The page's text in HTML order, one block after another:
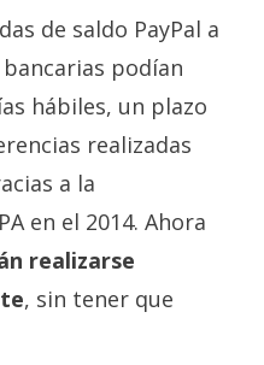
de saldo PayPal a
podían
hábiles, un plazo
realizadas
a la
en el 2014. Ahora
realizarse
, sin tener que